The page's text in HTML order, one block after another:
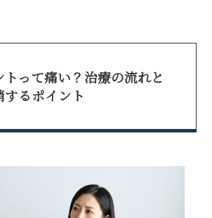
トって痛い？治療の流れと
るポイント